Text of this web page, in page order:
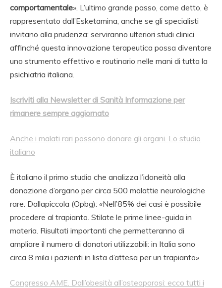
comportamentale». L’ultimo grande passo, come detto, è
rappresentato dall’Esketamina, anche se gli specialisti
invitano alla prudenza: serviranno ulteriori studi clinici
affinché questa innovazione terapeutica possa diventare
uno strumento effettivo e routinario nelle mani di tutta la
psichiatria italiana.
Iscriviti alla Newsletter di Sanità Informazione per
rimanere sempre aggiornato
Anche i malati rari possono donare gli organi. Lo studio
italiano
È italiano il primo studio che analizza l’idoneità alla
donazione d’organo per circa 500 malattie neurologiche
rare. Dallapiccola (Opbg): «Nell’85% dei casi è possibile
procedere al trapianto. Stilate le prime linee-guida in
materia. Risultati importanti che permetteranno di
ampliare il numero di donatori utilizzabili: in Italia sono
circa 8 mila i pazienti in lista d’attesa per un trapianto»
Congresso AME. Dall’obesità all’osteoporosi: ecco tutti i